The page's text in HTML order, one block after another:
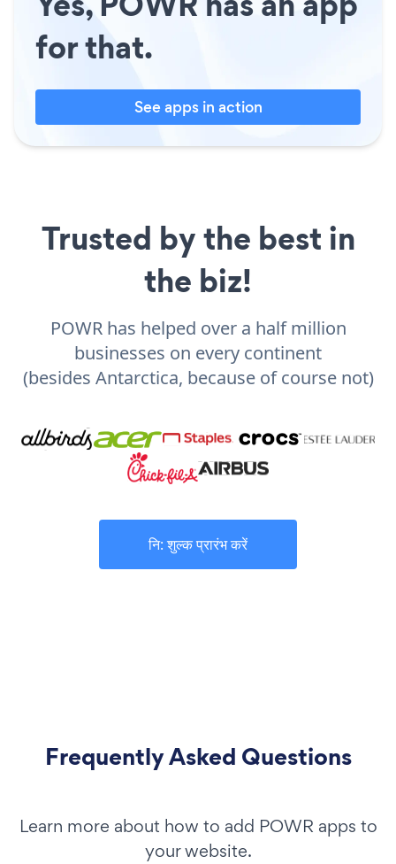
for that.
See apps in action
Trusted by the best in
the biz!
POWR has helped over a half million
businesses on every continent
(besides Antarctica, because of course not)
नि: शुल्क प्रारंभ करें
Frequently Asked Questions
Learn more about how to add POWR apps to
your website.